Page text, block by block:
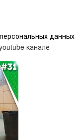
данных
канале